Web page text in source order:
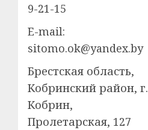
9-21-15
E-mail:
sitomo.ok@yandex.by
Брестская область,
Кобринский район, г.
Кобрин,
Пролетарская, 127